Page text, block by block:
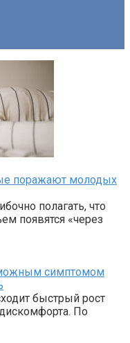
поражают молодых
полагать, что
появятся «через
симптомом
быстрый рост
По